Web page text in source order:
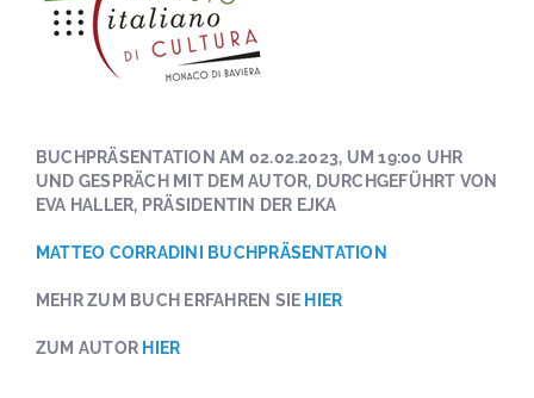
BUCHPRÄSENTATION AM 02.02.2023, UM 19:00 UHR
UND GESPRÄCH MIT DEM AUTOR, DURCHGEFÜHRT VON
EVA HALLER, PRÄSIDENTIN DER EJKA
MATTEO CORRADINI BUCHPRÄSENTATION
MEHR ZUM BUCH ERFAHREN SIE HIER
ZUM AUTOR HIER